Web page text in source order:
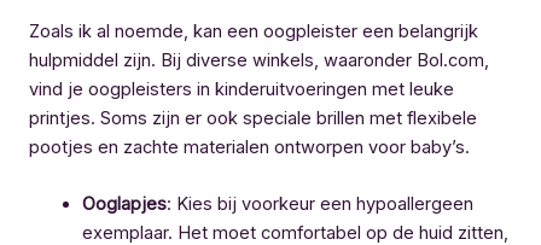
Zoals ik al noemde, kan een oogpleister een belangrijk
hulpmiddel zijn. Bij diverse winkels, waaronder Bol.com,
vind je oogpleisters in kinderuitvoeringen met leuke
printjes. Soms zijn er ook speciale brillen met flexibele
pootjes en zachte materialen ontworpen voor baby’s.
Ooglapjes: Kies bij voorkeur een hypoallergeen
exemplaar. Het moet comfortabel op de huid zitten,